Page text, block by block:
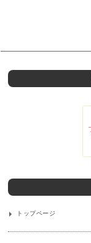
トップページ